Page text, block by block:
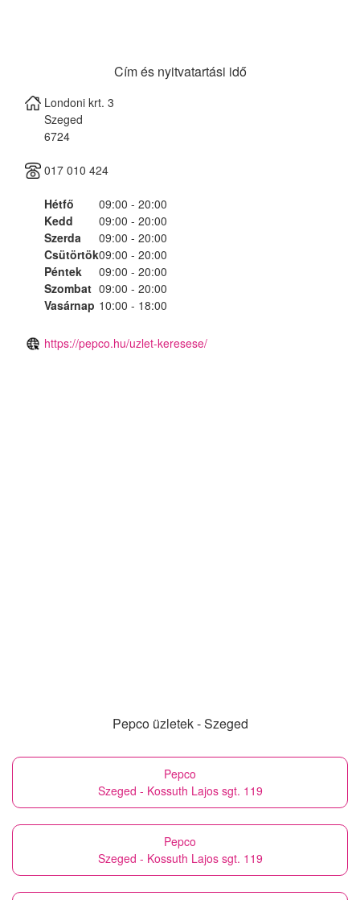
Cím és nyitvatartási idő
Londoni krt. 3
Szeged
6724
017 010 424
Hétfő
09:00 - 20:00
Kedd
09:00 - 20:00
Szerda
09:00 - 20:00
Csütörtök09:00 - 20:00
Péntek
09:00 - 20:00
Szombat 09:00 - 20:00
Vasárnap 10:00 - 18:00
https://pepco.hu/uzlet-keresese/
Pepco üzletek - Szeged
Pepco
Szeged - Kossuth Lajos sgt. 119
Pepco
Szeged - Kossuth Lajos sgt. 119